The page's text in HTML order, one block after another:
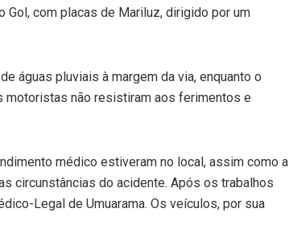
Gol, com placas de Mariluz, dirigido por um
águas pluviais à margem da via, enquanto o
motoristas não resistiram aos ferimentos e
médico estiveram no local, assim como a
circunstâncias do acidente. Após os trabalhos
Legal de Umuarama. Os veículos, por sua